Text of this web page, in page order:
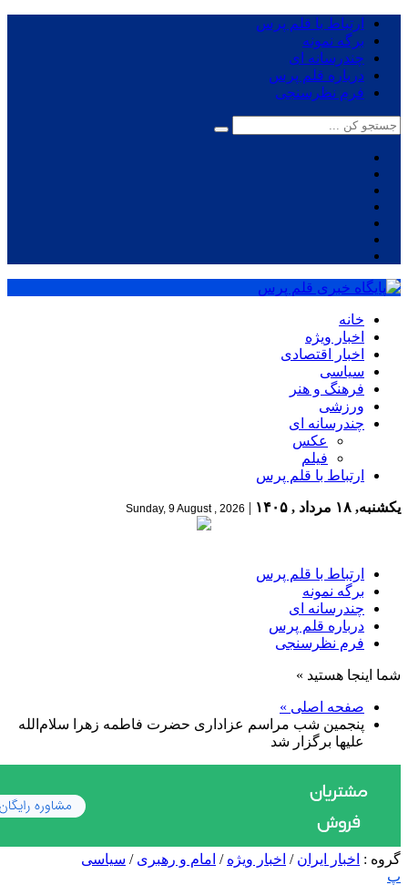
ارتباط با قلم پرس
برگه نمونه
چندرسانه ای
درباره قلم پرس
فرم نظرسنجی
خانه
اخبار ویژه
اخبار اقتصادی
سیاسی
فرهنگ و هنر
ورزشی
چندرسانه ای
عکس
فیلم
ارتباط با قلم پرس
یکشنبه, ۱۸ مرداد , ۱۴۰۵ |
Sunday, 9 August , 2026
ارتباط با قلم پرس
برگه نمونه
چندرسانه ای
درباره قلم پرس
فرم نظرسنجی
شما اینجا هستید »
صفحه اصلی »
پنجمین شب مراسم عزاداری حضرت فاطمه زهرا سلام‌الله
علیها برگزار شد
گروه : اخبار ایران / اخبار ویژه / امام و رهبری / سیاسی
پ